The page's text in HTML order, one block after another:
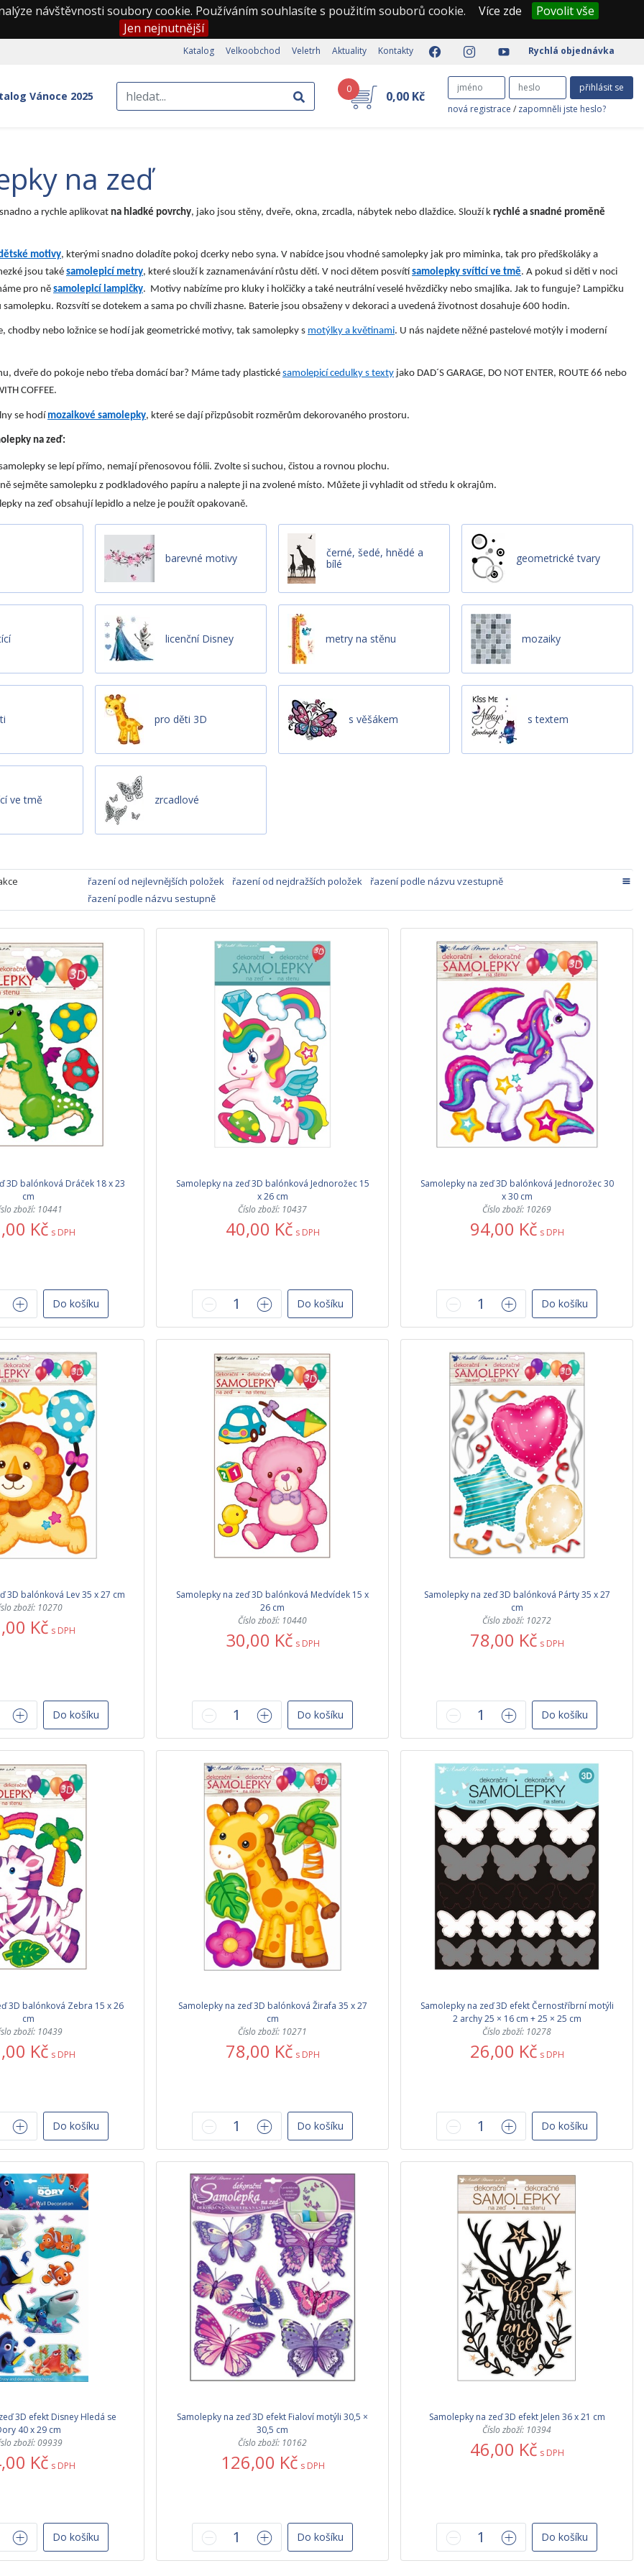
návštěvnosti soubory cookie. Používáním souhlasíte s použitím souborů cookie. Více zde
Povolit vše
Jen nejnutnější
Katalog Velkoobchod Veletrh Aktuality Kontakty Rychlá objednávka
Vánoce 2025
0 0,00 Kč
přihlásit se
nová registrace / zapomněli jste heslo?
na zeď
a rychle aplikovat na hladké povrchy, jako jsou stěny, dveře, okna, zrcadla, nábytek nebo dlaždice. Slouží k rychlé a snadné proměně
motivy, kterými snadno doladíte pokoj dcerky nebo syna. V nabídce jsou vhodné samolepky jak pro miminka, tak pro předškoláky a
jsou také samolepicí metry, které slouží k zaznamenávání růstu dětí. V noci dětem posvítísamolepky svíticí ve tmě. A pokud si děti v noci
pro ně samolepicí lampičky. Motivy nabízíme pro kluky i holčičky a také neutrální veselé hvězdičky nebo smajlíka. Jak to funguje? Lampičku
Rozsvítí se dotekem a sama po chvíli zhasne. Baterie jsou obsaženy v dekoraci a uvedená životnost dosahuje 600 hodin.
chodby nebo ložnice se hodí jak geometrické motivy, tak samolepky s motýlky a květinami. U nás najdete něžné pastelové motýly i moderní
dveře do pokoje nebo třeba domácí bar? Máme tady plastické samolepicí cedulky s texty jako DAD´S GARAGE, DO NOT ENTER, ROUTE 66 nebo
COFFEE.
se hodí mozaikové samolepky, které se dají přizpůsobit rozměrům dekorovaného prostoru.
na zeď:
se lepí přímo, nemají přenosovou fólii. Zvolte si suchou, čistou a rovnou plochu.
sejměte samolepku z podkladového papíru a nalepte ji na zvolené místo. Můžete ji vyhladit od středu k okrajům.
na zeď obsahují lepidlo a nelze je použít opakovaně.
barevné motivy
černé, šedé, hnědé a
bílé
geometrické tvary
licenční Disney metry na stěnu mozaiky
pro děti 3D s věšákem s textem
ve tmě zrcadlové
řazení od nejlevnějších položek řazení od nejdražších položek
řazení podle názvu vzestupně
řazení podle názvu sestupně
3D balónková Dráček 18 x 23
cm
zboží: 10441
Kč s DPH
Do košíku
Samolepky na zeď 3D balónková Jednorožec 15
x 26 cm
Číslo zboží: 10437
40,00 Kč s DPH
Do košíku
Samolepky na zeď 3D balónková Jednorožec 30
x 30 cm
Číslo zboží: 10269
94,00 Kč s DPH
Do košíku
3D balónková Lev 35 x 27 cm
zboží: 10270
Kč s DPH
Do košíku
Samolepky na zeď 3D balónková Medvídek 15 x
26 cm
Číslo zboží: 10440
30,00 Kč s DPH
Do košíku
Samolepky na zeď 3D balónková Párty 35 x 27
cm
Číslo zboží: 10272
78,00 Kč s DPH
Do košíku
3D balónková Zebra 15 x 26
cm
zboží: 10439
Kč s DPH
Do košíku
Samolepky na zeď 3D balónková Žirafa 35 x 27
cm
Číslo zboží: 10271
78,00 Kč s DPH
Do košíku
Samolepky na zeď 3D efekt Černostříbrní motýli
2 archy 25 × 16 cm + 25 × 25 cm
Číslo zboží: 10278
26,00 Kč s DPH
Do košíku
3D efekt Disney Hledá se
40 x 29 cm
zboží: 09939
Kč s DPH
Do košíku
Samolepky na zeď 3D efekt Fialoví motýli 30,5 ×
30,5 cm
Číslo zboží: 10162
126,00 Kč s DPH
Do košíku
Samolepky na zeď 3D efekt Jelen 36 x 21 cm
Číslo zboží: 10394
46,00 Kč s DPH
Do košíku